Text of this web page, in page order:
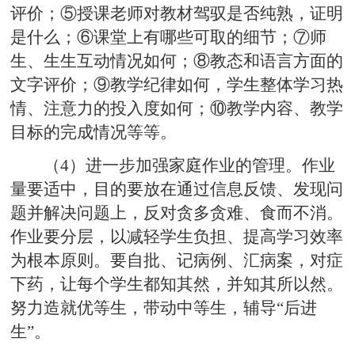
评价；⑤授课老师对教材驾驭是否纯熟，证明
是什么；⑥课堂上有哪些可取的细节；⑦师
生、生生互动情况如何；⑧教态和语言方面的
文字评价；⑨教学纪律如何，学生整体学习热
情、注意力的投入度如何；⑩教学内容、教学
目标的完成情况等等。
（4）进一步加强家庭作业的管理。作业
量要适中，目的要放在通过信息反馈、发现问
题并解决问题上，反对贪多贪难、食而不消。
作业要分层，以减轻学生负担、提高学习效率
为根本原则。要自批、记病例、汇病案，对症
下药，让每个学生都知其然，并知其所以然。
努力造就优等生，带动中等生，辅导“后进
生”。